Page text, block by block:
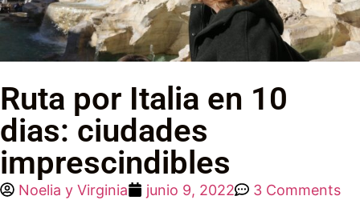
Ruta por Italia en 10
dias: ciudades
imprescindibles
Noelia y Virginia junio 9, 2022 3 Comments